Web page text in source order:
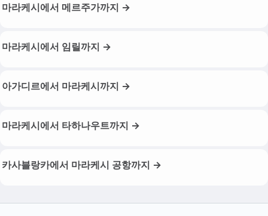
마라케시에서 메르주가까지 →
마라케시에서 임릴까지 →
아가디르에서 마라케시까지 →
마라케시에서 타하나우트까지 →
카사블랑카에서 마라케시 공항까지 →